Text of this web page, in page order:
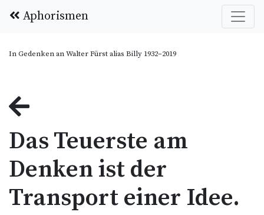
Aphorismen
In Gedenken an Walter Fürst alias Billy 1932–2019
Das Teuerste am
Denken ist der
Transport einer Idee.